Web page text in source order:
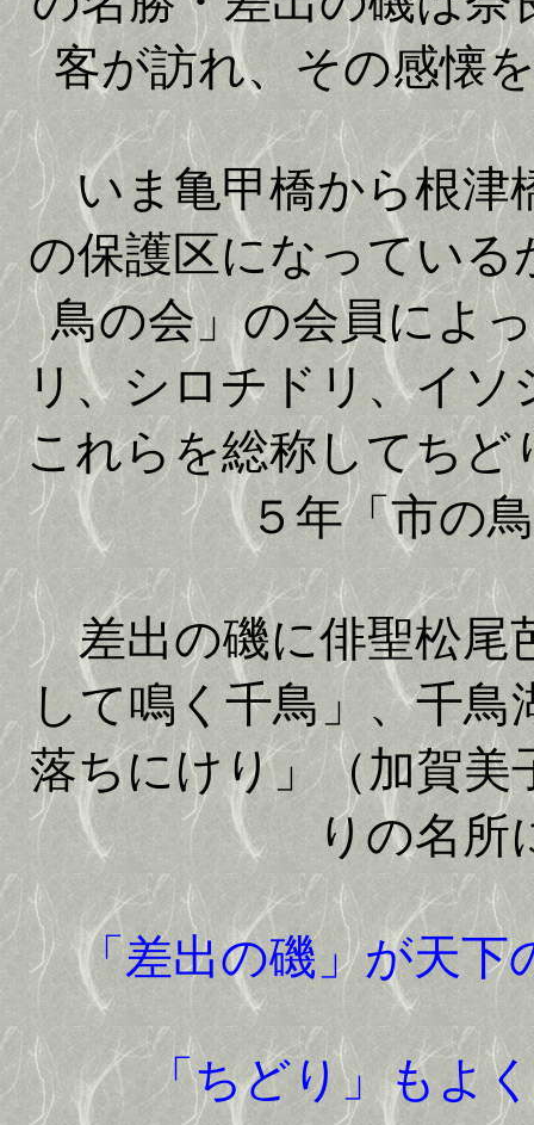
客が訪れ、その感懐
いま亀甲橋から根津
の保護区になっている
鳥の会」の会員によ
リ、シロチドリ、イ
これらを総称してちど
５年「市の
差出の磯に俳聖松尾
して鳴く千鳥」、千
落ちにけり」（加賀美
りの名所
「差出の磯」が天下
「ちどり」もよ